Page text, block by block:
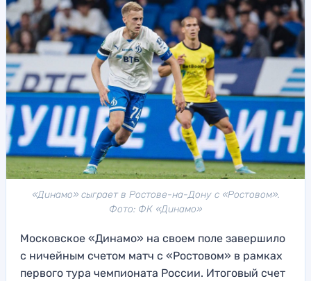
«Динамо» сыграет в Ростове-на-Дону с «Ростовом».
Фото: ФК «Динамо»
Московское «Динамо» на своем поле завершило
с ничейным счетом матч с «Ростовом» в рамках
первого тура чемпионата России. Итоговый счет